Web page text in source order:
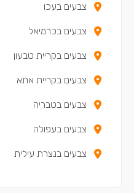
צבעים בעכו
צבעים בכרמיאל
צבעים בקריית טבעון
צבעים בקריית אתא
צבעים בטבריה
צבעים בעפולה
צבעים בנצרת עילית